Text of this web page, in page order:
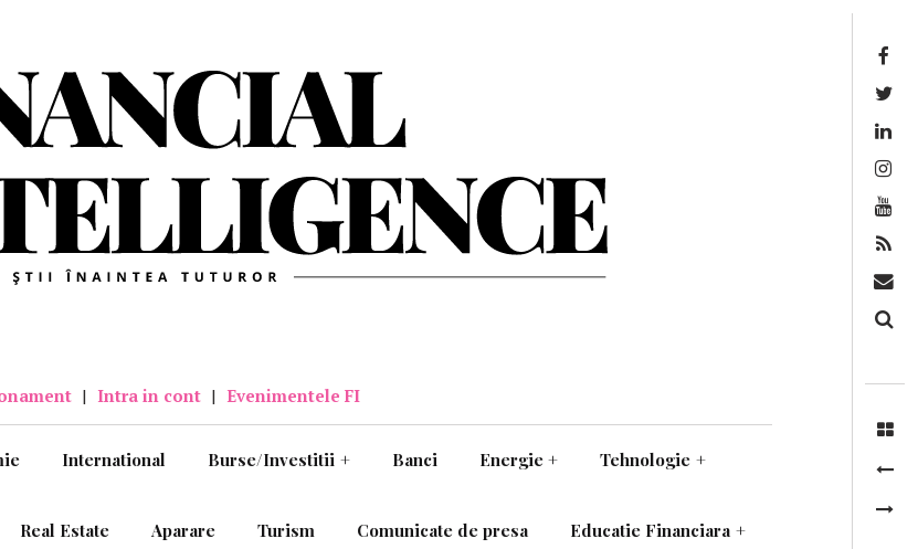
| Intra in cont | Evenimentele FI
International Burse/Investitii + Banci Energie + Tehnologie +
Real Estate Aparare Turism Comunicate de presa Educatie Financiara +